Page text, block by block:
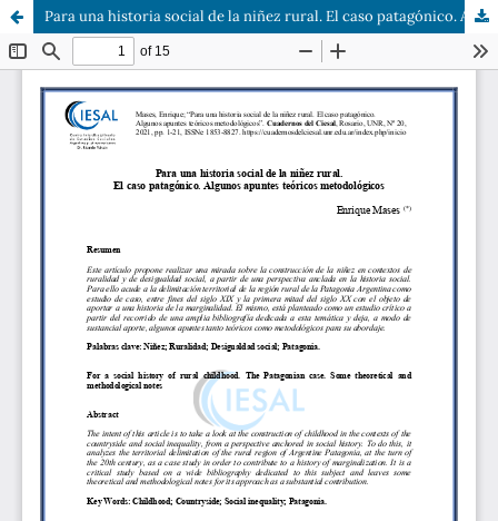
Para una historia social de la niñez rural. El caso patagónico. Algunos apuntes teóricos metodológicos